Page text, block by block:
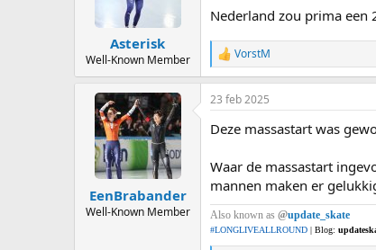
n
s
:
Asterisk
Well-Known Member
Nederland zou prima een
R
e
a
c
i
n
s
:
VorstM
EenBrabander
Well-Known Member
23 feb 2025
Deze massastart was
Waar de massastart
mannen maken er
Also known as @update_skate
#LONGLIVEALLROUND | Blog: